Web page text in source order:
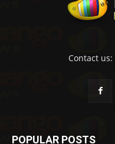
Contact us:
POPULAR POSTS